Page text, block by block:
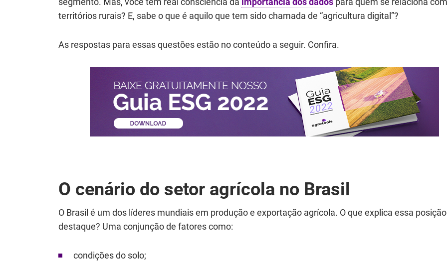
territórios rurais? E, sabe o que é aquilo que tem sido chamada de “agricultura digital”?
As respostas para essas questões estão no conteúdo a seguir. Confira.
O cenário do setor agrícola no Brasil
O Brasil é um dos líderes mundiais em produção e exportação agrícola. O que explica essa
destaque? Uma conjunção de fatores como:
condições do solo;